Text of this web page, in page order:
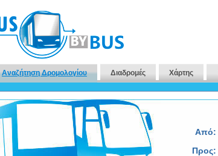
Αναζήτηση Δρομολογίου Διαδρομές Χάρτης
Από:
Προς: